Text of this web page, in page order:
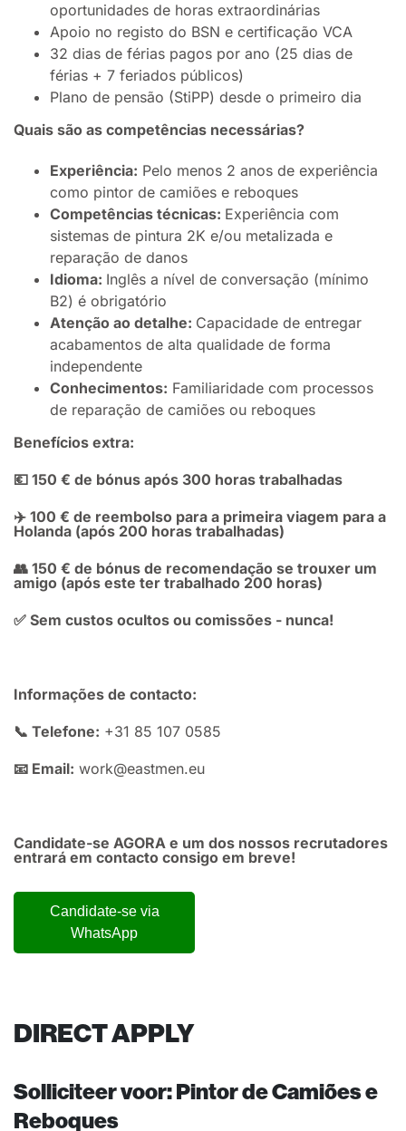
oportunidades de horas extraordinárias
Apoio no registo do BSN e certificação VCA
32 dias de férias pagos por ano (25 dias de
férias + 7 feriados públicos)
Plano de pensão (StiPP) desde o primeiro dia
Quais são as competências necessárias?
Experiência: Pelo menos 2 anos de experiência
como pintor de camiões e reboques
Competências técnicas: Experiência com
sistemas de pintura 2K e/ou metalizada e
reparação de danos
Idioma: Inglês a nível de conversação (mínimo
B2) é obrigatório
Atenção ao detalhe: Capacidade de entregar
acabamentos de alta qualidade de forma
independente
Conhecimentos: Familiaridade com processos
de reparação de camiões ou reboques
Benefícios extra:
💶 150 € de bónus após 300 horas trabalhadas
✈️ 100 € de reembolso para a primeira viagem para a
Holanda (após 200 horas trabalhadas)
👥 150 € de bónus de recomendação se trouxer um
amigo (após este ter trabalhado 200 horas)
✅ Sem custos ocultos ou comissões - nunca!
Informações de contacto:
📞 Telefone: +31 85 107 0585
📧 Email: work@eastmen.eu
Candidate-se AGORA e um dos nossos recrutadores
entrará em contacto consigo em breve!
Candidate-se via
WhatsApp
DIRECT APPLY
Solliciteer voor:Pintor de Camiões e
Reboques